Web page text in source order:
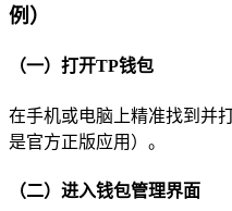
例）
（一）打开TP钱包
在手机或电脑上精准找到并
是官方正版应用）。
（二）进入钱包管理界面